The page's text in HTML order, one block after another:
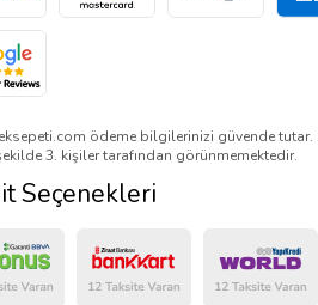
ödeme bilgilerinizi güvende
3. kişiler tarafından görünmemektedir.
Seçenekleri